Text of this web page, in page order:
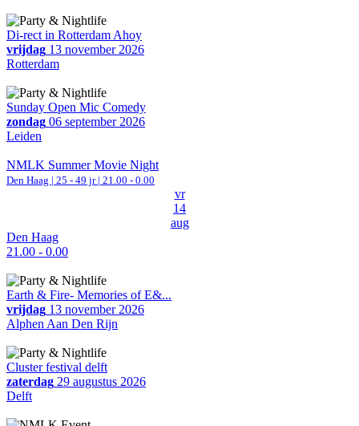
Di-rect in Rotterdam Ahoy
vrijdag 13 november 2026
Rotterdam
Sunday Open Mic Comedy
zondag 06 september 2026
Leiden
NMLK Summer Movie Night
Den Haag | 25 - 49 jr | 21.00 - 0.00
vr
14
aug
Den Haag
21.00 - 0.00
Earth & Fire- Memories of E&...
vrijdag 13 november 2026
Alphen Aan Den Rijn
Cluster festival delft
zaterdag 29 augustus 2026
Delft